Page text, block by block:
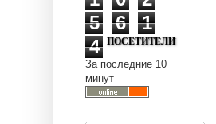
5
6
1
4
ПОСЕТИТЕЛИ
За последние 10
минут